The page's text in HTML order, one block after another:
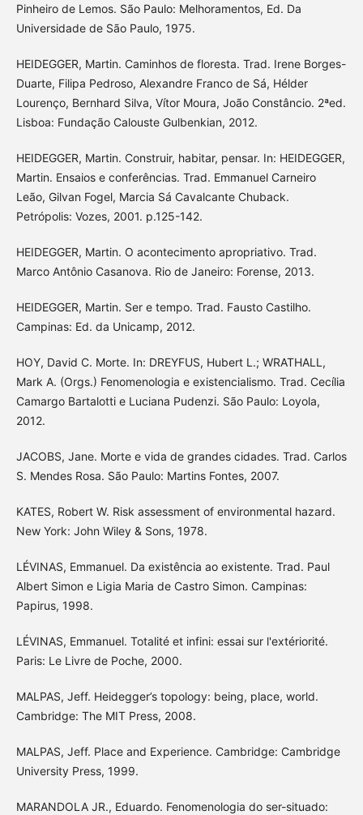
Pinheiro de Lemos. São Paulo: Melhoramentos, Ed. Da
Universidade de São Paulo, 1975.
HEIDEGGER, Martin. Caminhos de floresta. Trad. Irene Borges-
Duarte, Filipa Pedroso, Alexandre Franco de Sá, Hélder
Lourenço, Bernhard Silva, Vítor Moura, João Constâncio. 2ªed.
Lisboa: Fundação Calouste Gulbenkian, 2012.
HEIDEGGER, Martin. Construir, habitar, pensar. In: HEIDEGGER,
Martin. Ensaios e conferências. Trad. Emmanuel Carneiro
Leão, Gilvan Fogel, Marcia Sá Cavalcante Chuback.
Petrópolis: Vozes, 2001. p.125-142.
HEIDEGGER, Martin. O acontecimento apropriativo. Trad.
Marco Antônio Casanova. Rio de Janeiro: Forense, 2013.
HEIDEGGER, Martin. Ser e tempo. Trad. Fausto Castilho.
Campinas: Ed. da Unicamp, 2012.
HOY, David C. Morte. In: DREYFUS, Hubert L.; WRATHALL,
Mark A. (Orgs.) Fenomenologia e existencialismo. Trad. Cecília
Camargo Bartalotti e Luciana Pudenzi. São Paulo: Loyola,
2012.
JACOBS, Jane. Morte e vida de grandes cidades. Trad. Carlos
S. Mendes Rosa. São Paulo: Martins Fontes, 2007.
KATES, Robert W. Risk assessment of environmental hazard.
New York: John Wiley & Sons, 1978.
LÉVINAS, Emmanuel. Da existência ao existente. Trad. Paul
Albert Simon e Ligia Maria de Castro Simon. Campinas:
Papirus, 1998.
LÉVINAS, Emmanuel. Totalité et infini: essai sur l'extériorité.
Paris: Le Livre de Poche, 2000.
MALPAS, Jeff. Heidegger’s topology: being, place, world.
Cambridge: The MIT Press, 2008.
MALPAS, Jeff. Place and Experience. Cambridge: Cambridge
University Press, 1999.
MARANDOLA JR., Eduardo. Fenomenologia do ser-situado: